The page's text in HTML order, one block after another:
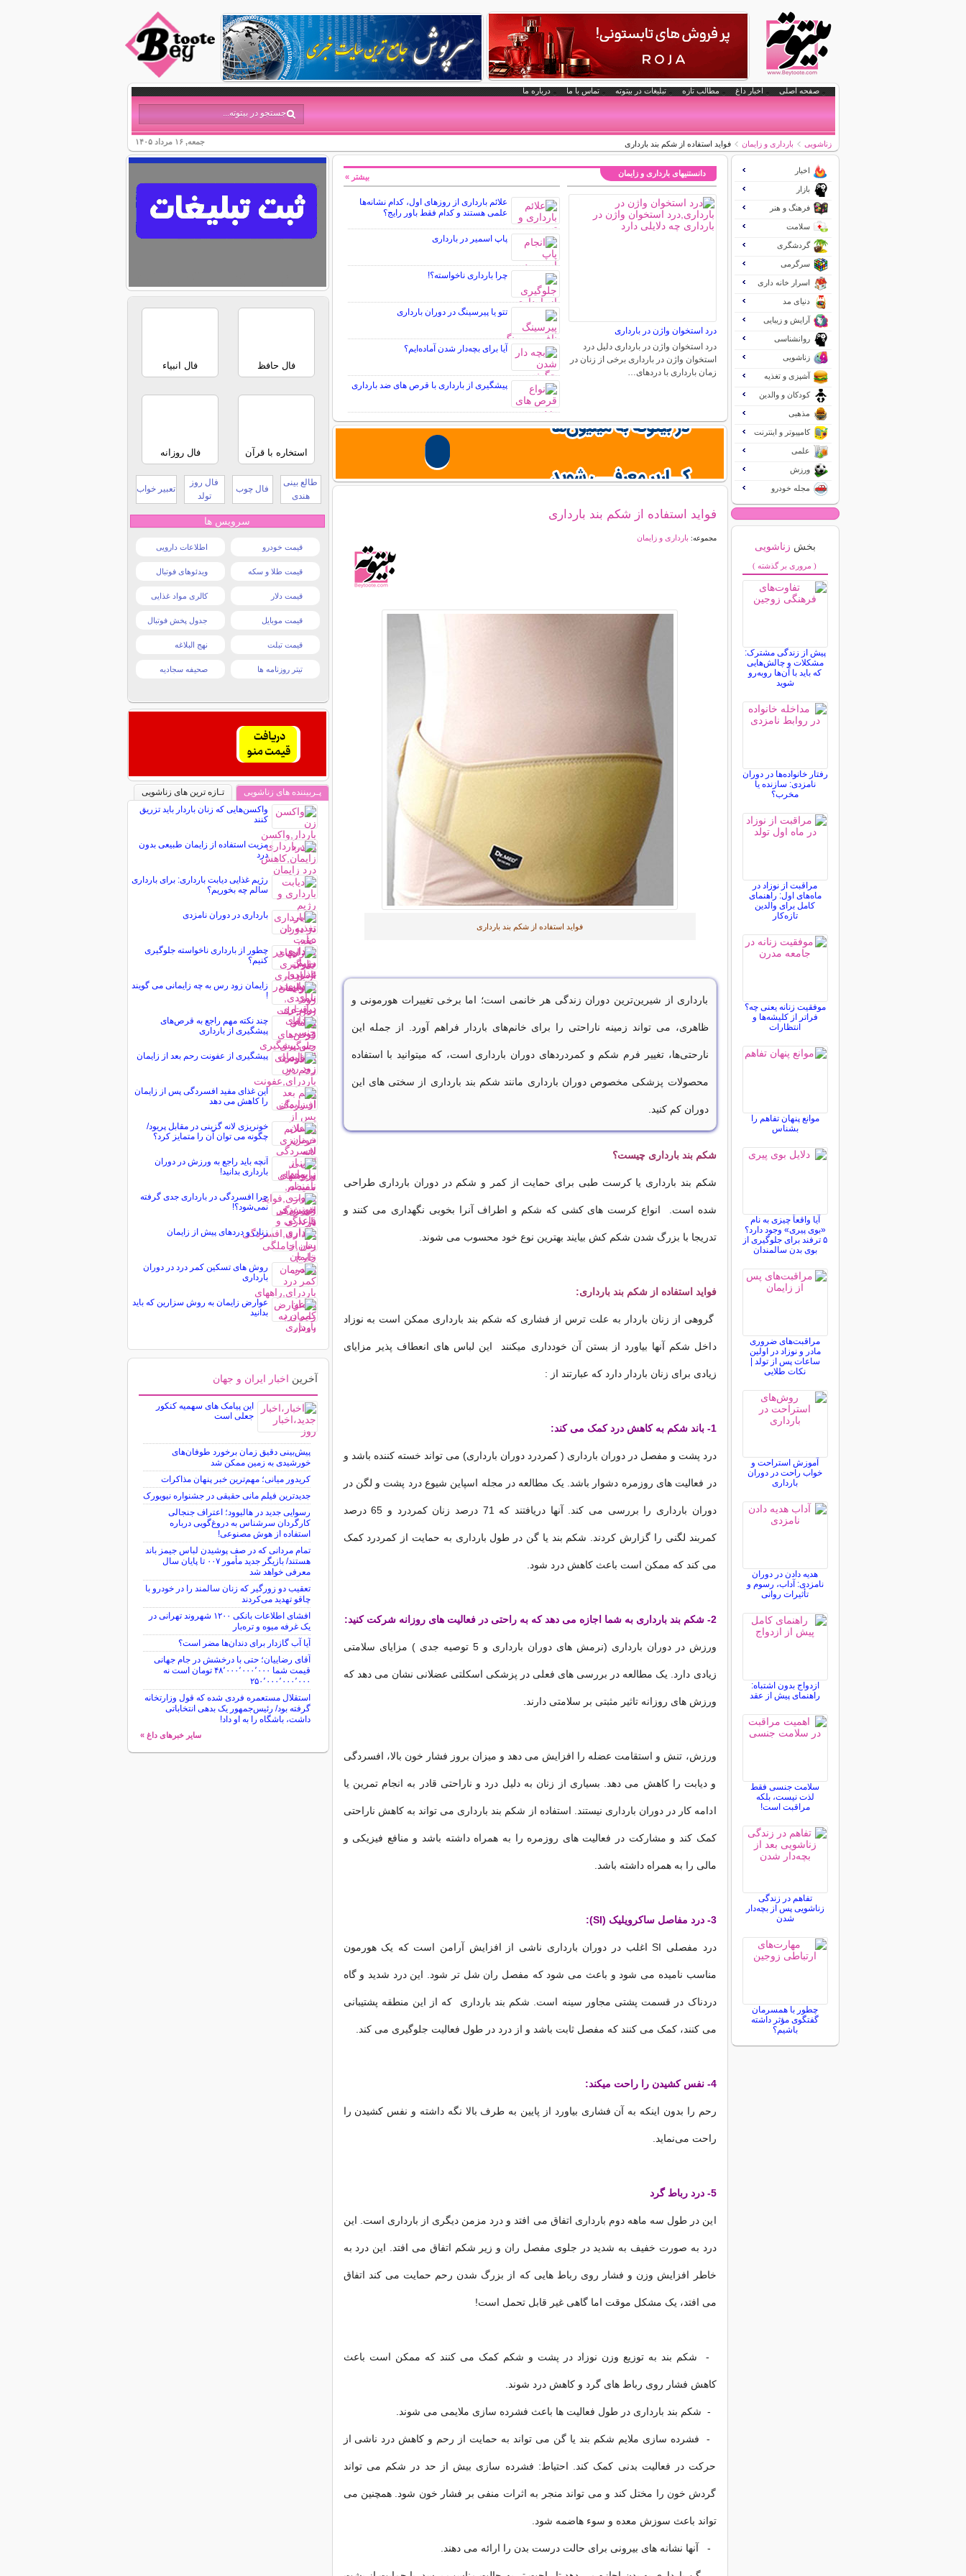
صفحه اصلی اخبار داغ مطالب تازه تبلیغات در بیتوته تماس با ما درباره ما
جمعه, ۱۶ مرداد ۱۴۰۵ زناشویی بارداری و زایمان فواید استفاده از شکم بند بارداری
دانستنیهای بارداری و زایمان
درد استخوان واژن در بارداری
درد استخوان واژن در بارداری دلیل درد
استخوان واژن در بارداری برخی از زنان در
زمان بارداری با دردهای…
علائم بارداری از روزهای اول، کدام نشانه‌ها
علمی هستند و کدام فقط باور رایج؟
پاپ اسمیر در بارداری
چرا بارداری ناخواسته؟!
تتو یا پیرسینگ در دوران بارداری
آیا برای بچه‌دار شدن آماده‌ایم؟
پیشگیری از بارداری با قرص های ضد بارداری
بیشتر »
فواید استفاده از شکم بند بارداری
مجموعه: بارداری و زایمان
فواید استفاده از شکم بند بارداری
بارداری از شیرین‌ترین دوران زندگی هر خانمی است؛ اما برخی تغییرات هورمونی و
ظاهری، می تواند زمینه ناراحتی را برای خانم‌های باردار فراهم آورد. از جمله این
نارحتی‌ها، تغییر فرم شکم و کمردردهای دوران بارداری است، که میتوانید با استفاده
محصولات پزشکی مخصوص دوران بارداری مانند شکم بند بارداری از سختی های این
دوران کم کنید.
شکم بند بارداری چیست؟
شکم بند بارداری یا کرست طبی برای حمایت از کمر و شکم در دوران بارداری طراحی
شده است. انواع کرست های کشی که شکم و اطراف آنرا بخوبی نگهداری می کنند و
تدریجا با بزرگ شدن شکم کش بیایند بهترین نوع خود محسوب می شوند.
فواید استفاده از شکم بند بارداری:
گروهی از زنان باردار به علت ترس از فشاری که شکم بند بارداری ممکن است به نوزاد
داخل شکم آنها بیاورد از بستن آن خودداری میکنند این لباس های انعطاف پذیر مزایای
زیادی برای زنان باردار دارد که عبارتند از :
1- باند شکم به کاهش درد کمک می کند:
درد پشت و مفصل در دوران بارداری ( کمردرد دوران بارداری) می تواند خسته کننده باشد و
در فعالیت های روزمره دشوار باشد. یک مطالعه در مجله اسپاین شیوع درد پشت و لگن در
دوران بارداری را بررسی می کند. آنها دریافتند که 71 درصد زنان کمردرد و 65 درصد
کمربند لگنی را گزارش کردند. شکم بند یا گن در طول بارداری به حمایت از کمردرد کمک
می کند که ممکن است باعث کاهش درد شود.
2- شکم بند بارداری به شما اجازه می دهد که به راحتی در فعالیت های روزانه شرکت کنید:
ورزش در دوران بارداری (نرمش های دوران بارداری و 5 توصیه جدی ) مزایای سلامتی
زیادی دارد. یک مطالعه در بررسی های فعلی در پزشکی اسکلتی عضلانی نشان می دهد که
ورزش های روزانه تاثیر مثبتی بر سلامتی دارند.
ورزش، تنش و استقامت عضله را افزایش می دهد و میزان بروز فشار خون بالا، افسردگی
و دیابت را کاهش می دهد. بسیاری از زنان به دلیل درد و ناراحتی قادر به انجام تمرین یا
ادامه کار در دوران بارداری نیستند. استفاده از شکم بند بارداری می تواند به کاهش ناراحتی
کمک کند و مشارکت در فعالیت های روزمره را به همراه داشته باشد و منافع فیزیکی و
مالی را به همراه داشته باشد.
3- درد مفاصل ساکرویلیک (SI):
درد مفصلی SI اغلب در دوران بارداری ناشی از افزایش آرامن است که یک هورمون
مناسب نامیده می شود و باعث می شود که مفصل ران شل تر شود. این درد شدید و گاه
دردناک در قسمت پشتی مجاور سینه است. شکم بند بارداری که از این منطقه پشتیبانی
می کنند، کمک می کنند که مفصل ثابت باشد و از درد در طول فعالیت جلوگیری می کند.
4- نفس کشیدن را راحت میکند:
رحم را بدون اینکه به آن فشاری بیاورد از پایین به طرف بالا نگه داشته و نفس کشیدن را
راحت می‌نماید.
5- درد رباط گرد
این در طول سه ماهه دوم بارداری اتفاق می افتد و درد مزمن دیگری از بارداری است. این
درد به صورت خفیف به شدید در جلوی مفصل ران و زیر شکم اتفاق می افتد. این درد به
خاطر افزایش وزن و فشار روی رباط هایی که از بزرگ شدن رحم حمایت می کند اتفاق
می افتد، یک مشکل موقت اما گاهی غیر قابل تحمل است!
- شکم بند به توزیع وزن نوزاد در پشت و شکم کمک می کنند که ممکن است باعث
کاهش فشار روی رباط های گرد و کاهش درد شوند.
- شکم بند بارداری در طول فعالیت ها باعث فشرده سازی ملایمی می شوند.
- فشرده سازی ملایم شکم بند یا گن می تواند به حمایت از رحم و کاهش درد ناشی از
حرکت در فعالیت بدنی کمک کند. احتیاط: فشرده سازی بیش از حد در شکم می تواند
گردش خون را مختل کند و می تواند منجر به اثرات منفی بر فشار خون شود. همچنین می
تواند باعث سوزش معده و سوء هاضمه شود.
- آنها نشانه های بیرونی برای حالت درست بدن را ارائه می دهند.
اخبار
بازار
فرهنگ و هنر
سلامت
گردشگری
سرگرمی
اسرار خانه داری
دنیای مد
آرایش و زیبایی
روانشناسی
زناشویی
آشپزی و تغذیه
کودکان و والدین
مذهبی
کامپیوتر و اینترنت
علمی
ورزش
مجله خودرو
بخش زناشویی
( مروری بر گذشته )
پیش از زندگی مشترک:
مشکلات و چالش‌هایی
که باید با آن‌ها روبه‌رو
شوید
رفتار خانواده‌ها در دوران
نامزدی: سازنده یا
مخرب؟
مراقبت از نوزاد در
ماه‌های اول: راهنمای
کامل برای والدین
تازه‌کار
موفقیت زنانه یعنی چه؟
فراتر از کلیشه‌ها و
انتظارات
موانع پنهان تفاهم را
بشناس
آیا واقعاً چیزی به نام
«بوی پیری» وجود دارد؟
۵ ترفند برای جلوگیری از
بوی بدن سالمندان
مراقبت‌های ضروری
مادر و نوزاد در اولین
ساعات پس از تولد |
نکات طلایی
آموزش استراحت و
خواب راحت در دوران
بارداری
هدیه دادن در دوران
نامزدی: آداب، رسوم و
تأثیرات روانی
ازدواج بدون اشتباه:
راهنمای پیش از عقد
سلامت جنسی فقط
لذت نیست، بلکه
مراقبت است!
تفاهم در زندگی
زناشویی پس از بچه‌دار
شدن
چطور با همسرمان
گفتگوی مؤثر داشته
باشیم؟
فال حافظ فال انبیاء
استخاره با قرآن فال روزانه
طالع بینی
هندی
فال چوب
فال روز
تولد
تعبیر خواب
سرویس ها
قیمت خودرو اطلاعات دارویی
قیمت طلا و سکه ویدئوهای فوتبال
قیمت دلار کالری مواد غذایی
قیمت موبایل جدول پخش فوتبال
قیمت تبلت نهج البلاغه
تیتر روزنامه ها صحیفه سجادیه
پـربیننده های زناشویی
تـازه ترین های زناشویی
واکسن‌هایی که زنان باردار باید تزریق
کنند
مزیت استفاده از زایمان طبیعی بدون
درد
رژیم غذایی دیابت بارداری: برای بارداری
سالم چه بخوریم؟
بارداری در دوران نامزدی
چطور از بارداری ناخواسته جلوگیری
کنیم؟
زايمان زود رس به چه زایمانی می گویند
!
چند نكته مهم راجع به قرص‌های
پیشگیری از بارداری
پیشگیری از عفونت رحم بعد از زایمان
این غذای مفید افسردگی پس از زایمان
را کاهش می دهد
خونریزی لانه گزینی در مقابل پریود/
چگونه می توان آن را متمایز کرد؟
آنچه باید راجع به ورزش در دوران
بارداری بدانید!
چرا افسردگی در بارداری جدی گرفته
نمی‌شود؟!
زنان و دردهای پیش از زایمان
روش های تسکین کمر درد در دوران
بارداری
عوارض زایمان به روش سزارین که باید
بدانید
آخرین اخبار ایران و جهان
این پیامک های سهمیه کنکور
جعلی است
پیش‌بینی دقیق زمان برخورد طوفان‌های
خورشیدی به زمین ممکن شد
کریدور میانی؛ مهم‌ترین خبر پنهان مذاکرات
جدیدترین فیلم مانی حقیقی در جشنواره نیویورک
رسوایی جدید در هالیوود؛ اعتراف جنجالی
کارگردان سرشناس به دروغ‌گویی درباره
استفاده از هوش مصنوعی!
تمام مردانی که در صف پوشیدن لباس جیمز باند
هستند/ بازیگر جدید مأمور ۰۰۷ تا پایان سال
معرفی خواهد شد
تعقیب دو زورگیر که زنان سالمند را در خودرو با
چاقو تهدید می‌کردند
افشای اطلاعات بانکی ۱۲۰۰ شهروند تهرانی در
یک غرفه میوه و تره‌بار
آیا آب گازدار برای دندان‌ها مضر است؟
آقای رضاییان؛ حتی با درخشش در جام جهانی
قیمت شما ۴۸٬۰۰۰٬۰۰۰٬۰۰۰ تومان است نه
۲۵۰٬۰۰۰٬۰۰۰٬۰۰۰
استقلال مستعمره فردی شده که قول وزارتخانه
گرفته بود/ رئیس‌جمهور یک بدهی انتخاباتی
داشت، باشگاه را به او داد!
سایر خبرهای داغ »